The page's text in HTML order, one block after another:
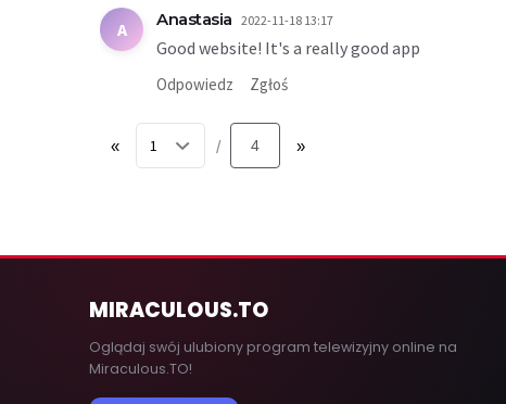
A Anastasia 2022-11-18 13:17
Good website! It's a really good app
Odpowiedz Zgłoś
« / 4 »
MIRACULOUS.TO
Oglądaj swój ulubiony program telewizyjny online na
Miraculous.TO!